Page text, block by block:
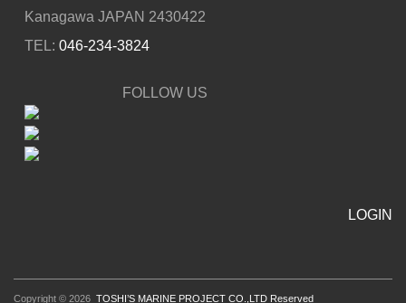
Kanagawa JAPAN 2430422
TEL: 046-234-3824
FOLLOW US
LOGIN
Copyright © 2026 TOSHI’S MARINE PROJECT CO.,LTD Reserved